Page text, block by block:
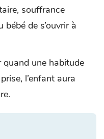
souffrance
de s’ouvrir à
quand une habitude
l’enfant aura